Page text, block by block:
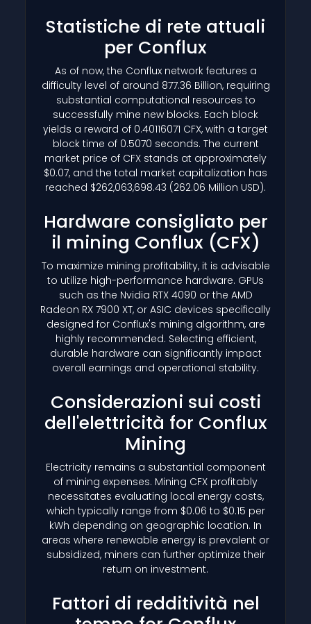
Statistiche di rete attuali
per Conflux
As of now, the Conflux network features a
difficulty level of around 877.36 Billion, requiring
substantial computational resources to
successfully mine new blocks. Each block
yields a reward of 0.40116071 CFX, with a target
block time of 0.5070 seconds. The current
market price of CFX stands at approximately
$0.07, and the total market capitalization has
reached $262,063,698.43 (262.06 Million USD).
Hardware consigliato per
il mining Conflux (CFX)
To maximize mining profitability, it is advisable
to utilize high-performance hardware. GPUs
such as the Nvidia RTX 4090 or the AMD
Radeon RX 7900 XT, or ASIC devices specifically
designed for Conflux's mining algorithm, are
highly recommended. Selecting efficient,
durable hardware can significantly impact
overall earnings and operational stability.
Considerazioni sui costi
dell'elettricità for Conflux
Mining
Electricity remains a substantial component
of mining expenses. Mining CFX profitably
necessitates evaluating local energy costs,
which typically range from $0.06 to $0.15 per
kWh depending on geographic location. In
areas where renewable energy is prevalent or
subsidized, miners can further optimize their
return on investment.
Fattori di redditività nel